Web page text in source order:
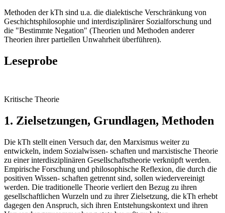
Methoden der kTh sind u.a. die dialektische Verschränkung von
Geschichtsphilosophie und interdisziplinärer Sozialforschung und
die "Bestimmte Negation" (Theorien und Methoden anderer
Theorien ihrer partiellen Unwahrheit überführen).
Leseprobe
Kritische Theorie
1. Zielsetzungen, Grundlagen, Methoden
Die kTh stellt einen Versuch dar, den Marxismus weiter zu
entwickeln, indem Sozialwissen- schaften und marxistische Theorie
zu einer interdisziplinären Gesellschaftstheorie verknüpft werden.
Empirische Forschung und philosophische Reflexion, die durch die
positiven Wissen- schaften getrennt sind, sollen wiedervereinigt
werden. Die traditionelle Theorie verliert den Bezug zu ihren
gesellschaftlichen Wurzeln und zu ihrer Zielsetzung, die kTh erhebt
dagegen den Anspruch, sich ihren Entstehungskontext und ihren